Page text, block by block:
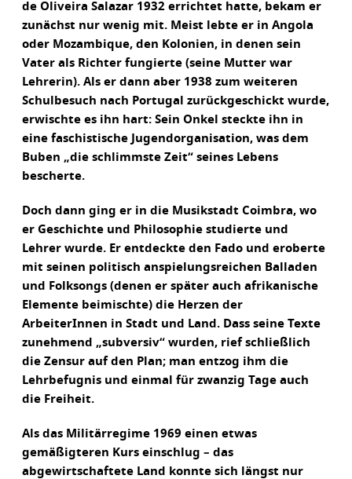
de Oliveira Salazar 1932 errichtet hatte, bekam er
zunächst nur wenig mit. Meist lebte er in Angola
oder Mozambique, den Kolonien, in denen sein
Vater als Richter fungierte (seine Mutter war
Lehrerin). Als er dann aber 1938 zum weiteren
Schulbesuch nach Portugal zurückgeschickt wurde,
erwischte es ihn hart: Sein Onkel steckte ihn in
eine faschistische Jugendorganisation, was dem
Buben „die schlimmste Zeit“ seines Lebens
bescherte.
Doch dann ging er in die Musikstadt Coimbra, wo
er Geschichte und Philosophie studierte und
Lehrer wurde. Er entdeckte den Fado und eroberte
mit seinen politisch anspielungsreichen Balladen
und Folksongs (denen er später auch afrikanische
Elemente beimischte) die Herzen der
ArbeiterInnen in Stadt und Land. Dass seine Texte
zunehmend „subversiv“ wurden, rief schließlich
die Zensur auf den Plan; man entzog ihm die
Lehrbefugnis und einmal für zwanzig Tage auch
die Freiheit.
Als das Militärregime 1969 einen etwas
gemäßigteren Kurs einschlug – das
abgewirtschaftete Land konnte sich längst nur